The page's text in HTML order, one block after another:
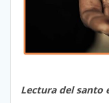
Lectura del santo